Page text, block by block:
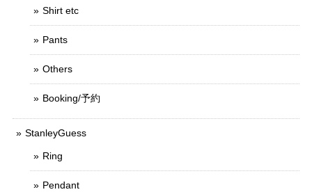
Shirt etc
Pants
Others
Booking/予約
StanleyGuess
Ring
Pendant